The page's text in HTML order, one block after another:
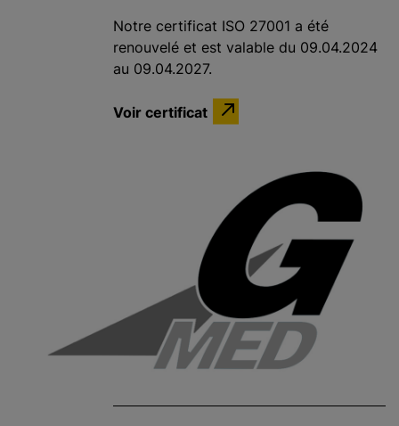
Notre certificat ISO 27001 a été
renouvelé et est valable du 09.04.2024
au 09.04.2027.
Voir certificat